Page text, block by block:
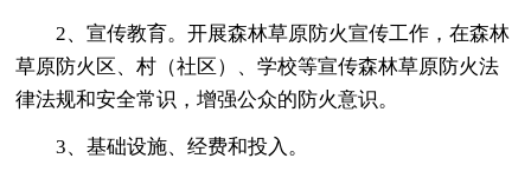
2、宣传教育。开展森林草原防火宣传工作，在森林
草原防火区、村（社区）、学校等宣传森林草原防火法
律法规和安全常识，增强公众的防火意识。
3、基础设施、经费和投入。